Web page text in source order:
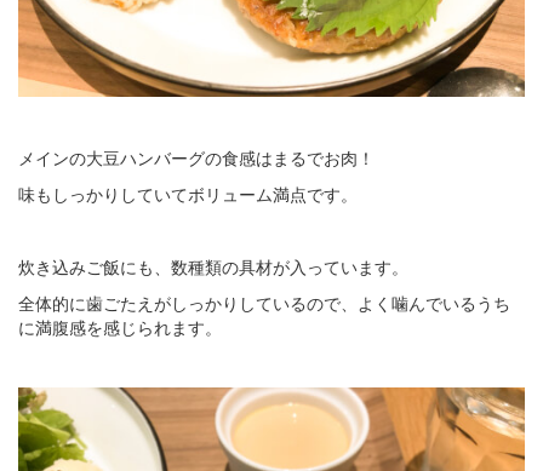
メインの大豆ハンバーグの食感はまるでお肉！
味もしっかりしていてボリューム満点です。
炊き込みご飯にも、数種類の具材が入っています。
全体的に歯ごたえがしっかりしているので、よく噛んでいるうち
に満腹感を感じられます。